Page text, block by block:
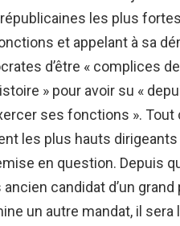
les plus
et appelant à sa
d’être « complices
» pour avoir su «
ses fonctions ». Tout
les plus hauts
en question. Depuis
candidat d’un
un autre mandat, il